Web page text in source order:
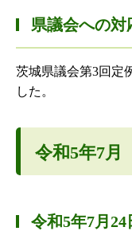
県議会への対
茨城県議会第3回定
した。
令和5年7月
令和5年7月24